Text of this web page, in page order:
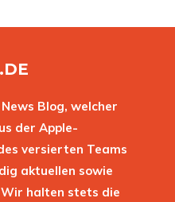
Blog, welcher
der Apple-
versierten Teams
aktuellen sowie
halten stets die